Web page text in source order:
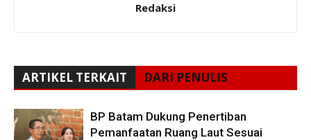
Redaksi
ARTIKEL TERKAIT DARI PENULIS
BP Batam Dukung Penertiban
Pemanfaatan Ruang Laut Sesuai